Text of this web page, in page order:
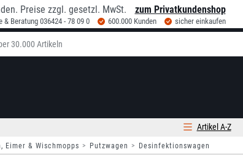
Preise zzgl. gesetzl. MwSt. zum Privatkundenshop
& Beratung 036424 - 78 09 0 600.000 Kunden sicher einkaufen
Artikel A-Z
Eimer & Wischmopps Putzwagen Desinfektionswagen